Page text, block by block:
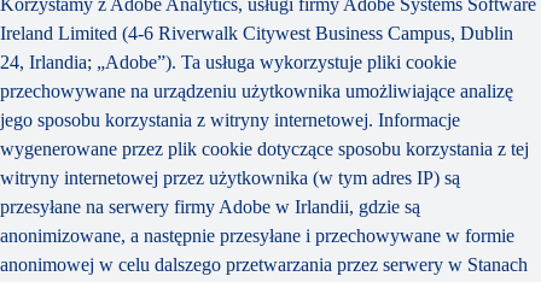
Korzystamy z Adobe Analytics, usługi firmy Adobe Systems Software
Ireland Limited (4-6 Riverwalk Citywest Business Campus, Dublin
24, Irlandia; „Adobe”). Ta usługa wykorzystuje pliki cookie
przechowywane na urządzeniu użytkownika umożliwiające analizę
jego sposobu korzystania z witryny internetowej. Informacje
wygenerowane przez plik cookie dotyczące sposobu korzystania z tej
witryny internetowej przez użytkownika (w tym adres IP) są
przesyłane na serwery firmy Adobe w Irlandii, gdzie są
anonimizowane, a następnie przesyłane i przechowywane w formie
anonimowej w celu dalszego przetwarzania przez serwery w Stanach